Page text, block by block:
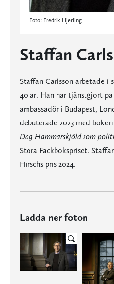
Foto: Fredrik Hjerling
Staffan
Staffan Carlsson arbetade i
40 år. Han har tjänstgjort
ambassadör i Budapest,
debuterade 2023 med boken
Dag Hammarskjöld som
Stora Fackbokspriset.
Hirschs pris 2024.
Ladda ner foton